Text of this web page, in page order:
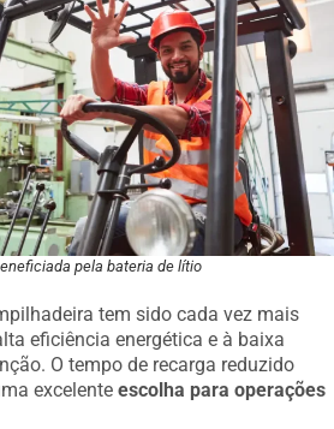
pela bateria de lítio
tem sido cada vez mais
eficiência energética e à baixa
O tempo de recarga reduzido
excelenteescolha para operações